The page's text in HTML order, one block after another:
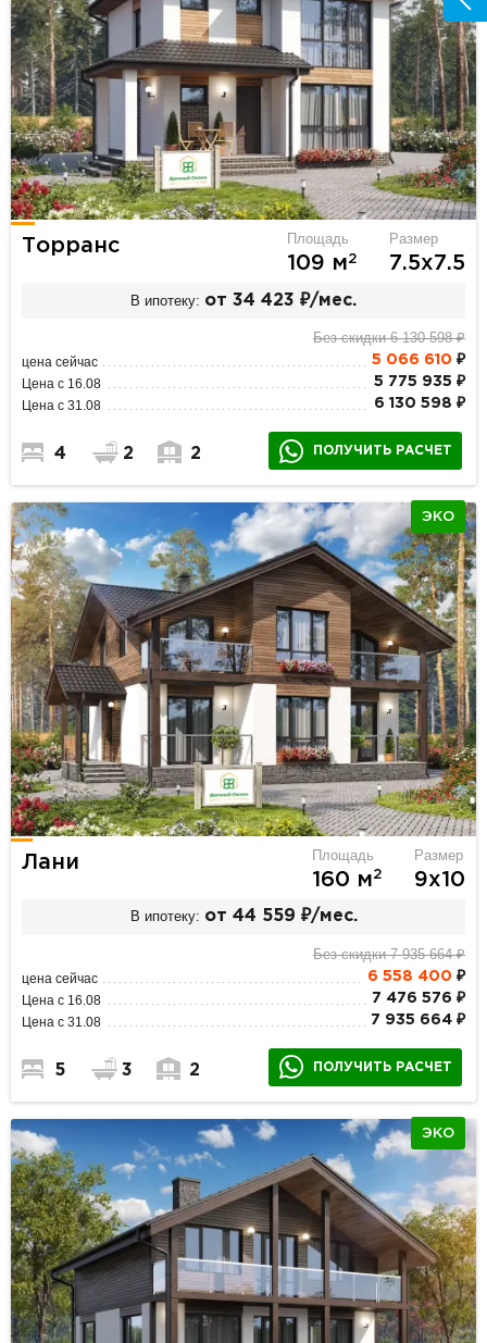
Торранс Площадь
109 м2
Размер
7.5х7.5
В ипотеку: от 34 423 ₽/мес.
Без скидки 6 130 598 ₽
цена сейчас 5 066 610 ₽
Цена с 16.08 5 775 935 ₽
Цена с 31.08 6 130 598 ₽
4 2 2 ПОЛУЧИТЬ РАСЧЕТ
ЭКО
Лани Площадь
160 м2
Размер
9х10
В ипотеку: от 44 559 ₽/мес.
Без скидки 7 935 664 ₽
цена сейчас 6 558 400 ₽
Цена с 16.08 7 476 576 ₽
Цена с 31.08 7 935 664 ₽
5 3 2 ПОЛУЧИТЬ РАСЧЕТ
ЭКО